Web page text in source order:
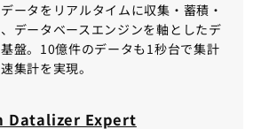
ータをリアルタイムに収集・蓄積・
データベースエンジンを軸としたデ
盤。10億件のデータも1秒台で集計
集計を実現。
Datalizer Expert